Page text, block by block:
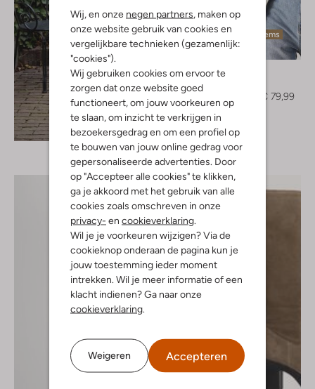
Wij, en onze negen partners , maken op
onze website gebruik van cookies en
vergelijkbare technieken (gezamenlijk:
"cookies").
Wij gebruiken cookies om ervoor te
zorgen dat onze website goed
functioneert, om jouw voorkeuren op
te slaan, om inzicht te verkrijgen in
bezoekersgedrag en om een profiel op
te bouwen van jouw online gedrag voor
gepersonaliseerde advertenties. Door
op "Accepteer alle cookies" te klikken,
ga je akkoord met het gebruik van alle
cookies zoals omschreven in onze
privacy- en cookieverklaring
Wil je je voorkeuren wijzigen? Via de
cookieknop onderaan de pagina kun je
jouw toestemming ieder moment
intrekken. Wil je meer informatie of een
klacht indienen? Ga naar onze
cookieverklaring
Weigeren Accepteren
Ontdek de look
Laatste items
-20%
Object
€ 79,99